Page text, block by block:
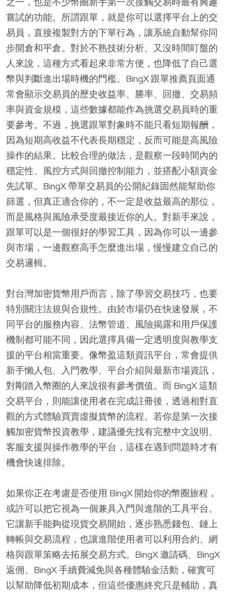
嘗試的功能。所謂跟單，就是你可以選擇平台上的交
易員，直接複製對方的下單行為，讓系統自動幫你同
步開倉和平倉。對於不熟技術分析、又沒時間盯盤的
人來說，這種方式看起來非常方便，也降低了自己選
幣與判斷進出場時機的門檻。BingX 跟單推薦頁面通
常會顯示交易員的歷史收益率、勝率、回撤、交易頻
率與資金規模，這些數據都能作為挑選交易員時的重
要參考。不過，挑選跟單對象時不能只看短期報酬，
因為短期高收益不代表長期穩定，反而可能是高風險
操作的結果。比較合理的做法，是觀察一段時間內的
穩定性、風控方式與回撤控制能力，並搭配小額資金
先試單。BingX 帶單交易員的公開紀錄固然能幫助你
篩選，但真正適合你的，不一定是收益最高的那位，
而是風格與風險承受度最接近你的人。對新手來說，
跟單可以是一個很好的學習工具，因為你可以一邊參
與市場，一邊觀察高手怎麼進出場，慢慢建立自己的
交易邏輯。
對台灣加密貨幣用戶而言，除了學習交易技巧，也要
特別關注法規與合規性。由於市場仍在快速發展，不
同平台的服務內容、法幣管道、風險揭露和用戶保護
機制都可能不同，因此選擇具備一定透明度與教學支
援的平台相當重要。像幣盈這類資訊平台，常會提供
新手懶人包、入門教學、平台介紹與最新市場資訊，
對剛踏入幣圈的人來說很有參考價值。而 BingX 這類
交易平台，則能讓使用者在完成註冊後，透過相對直
觀的方式體驗買賣虛擬貨幣的流程。若你是第一次接
觸加密貨幣投資教學，建議優先找有完整中文說明、
客服支援與操作教學的平台，這樣在遇到問題時才有
機會快速排除。
如果你正在考慮是否使用 BingX 開始你的幣圈旅程，
或許可以把它視為一個兼具入門與進階的工具平台。
它讓新手能夠從現貨交易開始，逐步熟悉錢包、鏈上
轉帳與交易流程，也讓進階使用者可以利用合約、網
格與跟單策略去拓展交易方式。BingX 邀請碼、BingX
返佣、BingX 手續費減免與各種體驗金活動，確實可
以幫助降低初期成本，但這些優惠終究只是輔助，真